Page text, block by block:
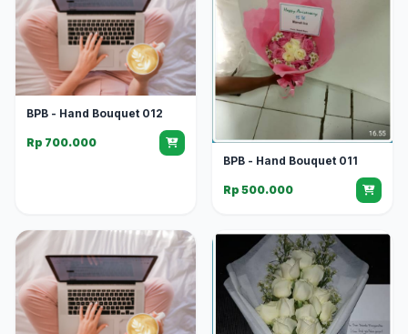
BPB - Hand Bouquet 012
Rp 700.000
BPB - Hand Bouquet 011
Rp 500.000